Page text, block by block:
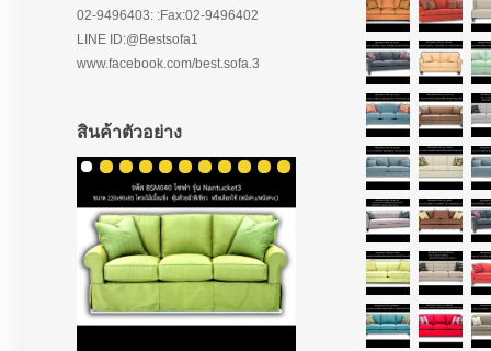
02-9496403: :Fax:02-9496402
LINE ID:@Bestsofa1
www.facebook.com/best.sofa.3
สินค้าตัวอย่าง